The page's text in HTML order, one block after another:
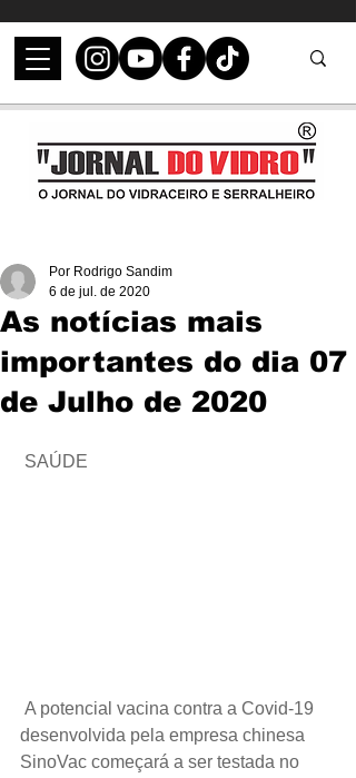
As notícias mais
importantes do dia 07
de Julho de 2020
Por Rodrigo Sandim
6 de jul. de 2020
SAÚDE
A potencial vacina contra a Covid-19
desenvolvida pela empresa chinesa
SinoVac começará a ser testada no